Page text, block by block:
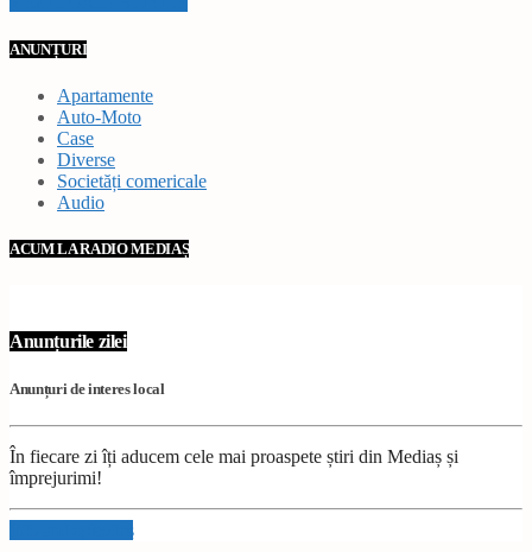
ANUNȚURI
Apartamente
Auto-Moto
Case
Diverse
Societăți comericale
Audio
ACUM LA RADIO MEDIAȘ
Anunțurile zilei
Anunțuri de interes local
În fiecare zi îți aducem cele mai proaspete știri din Mediaș și
împrejurimi!
Info and episodes